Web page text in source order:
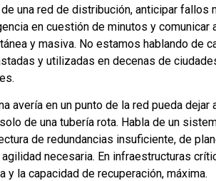
una red de distribución, anticipar
en cuestión de minutos y comunicar
y masiva. No estamos hablando de
y utilizadas en decenas de
avería en un punto de la red pueda
de una tubería rota. Habla de un
de redundancias insuficiente, de
agilidad necesaria. En infraestructuras
y la capacidad de recuperación, máxima.